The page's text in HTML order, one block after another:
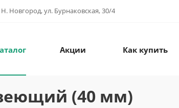
Н. Новгород, ул. Бурнаковская, 30/4
Акции Как купить
(40 мм)